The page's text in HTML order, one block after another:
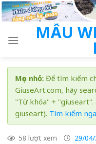
Skip
to
MẪU
Mẹo nhỏ: Để tìm kiếm
GiuseArt.com, hãy
"Từ khóa" + "giuseart".
giuseart). Tìm kiếm
58 lượt xem 29/